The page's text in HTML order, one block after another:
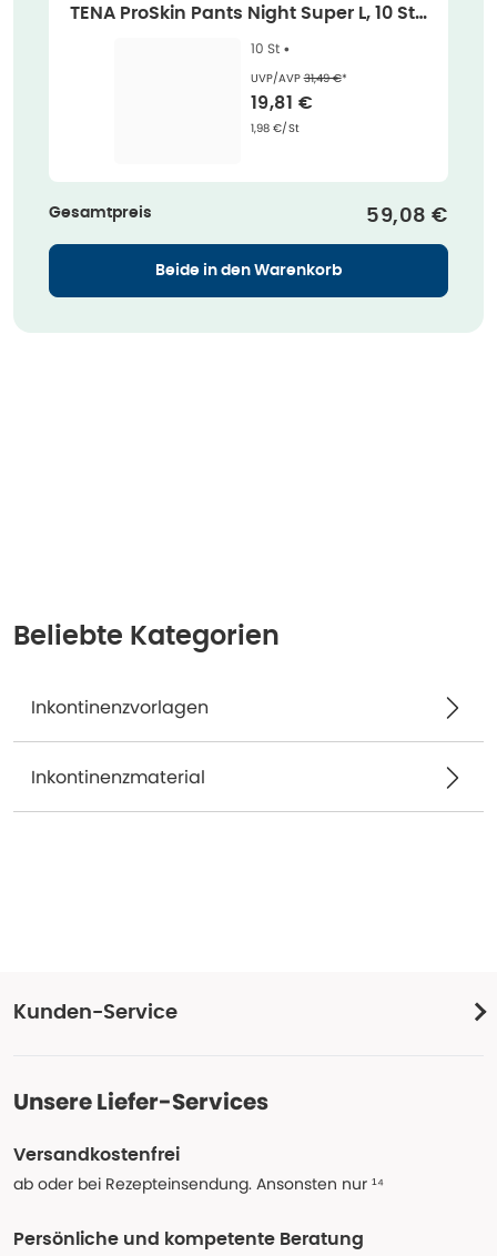
TENA ProSkin Pants Night Super L, 10 Stü
ck 10 St
10 St •
UVP/AVPEhemaliger Preis (U V P)
31,49 €*
Verkaufspreis
19,81 €
Grundpreis
1,98 €/St
Gesamtpreis 59,08 €
Beide in den Warenkorb
Beliebte Kategorien
Inkontinenzvorlagen
Inkontinenzmaterial
Kunden-Service
Unsere Liefer-Services
Versandkostenfrei
ab oder bei Rezepteinsendung. Ansonsten nur ¹⁴
Persönliche und kompetente Beratung